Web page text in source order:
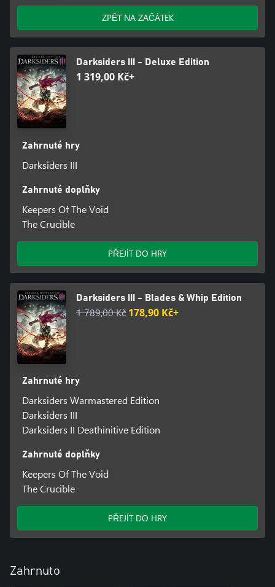
ZPĚT NA ZAČÁTEK
Darksiders III - Deluxe Edition
1 319,00 Kč+
Zahrnuté hry
Darksiders III
Zahrnuté doplňky
Keepers Of The Void
The Crucible
PŘEJÍT DO HRY
Darksiders III - Blades & Whip Edition
1 789,00 Kč 178,90 Kč+
Zahrnuté hry
Darksiders Warmastered Edition
Darksiders III
Darksiders II Deathinitive Edition
Zahrnuté doplňky
Keepers Of The Void
The Crucible
PŘEJÍT DO HRY
Zahrnuto